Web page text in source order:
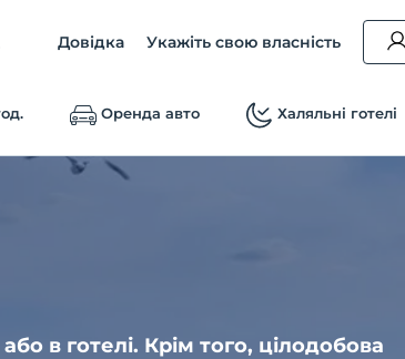
Довідка Укажіть свою власність
Оренда авто Халяльні готелі
в готелі. Крім того, цілодобова